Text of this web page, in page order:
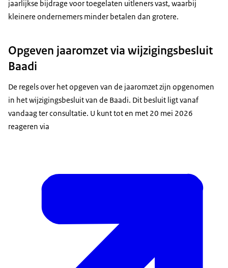
jaarlijkse bijdrage voor toegelaten uitleners vast, waarbij
kleinere ondernemers minder betalen dan grotere.
Opgeven jaaromzet via wijzigingsbesluit
Baadi
De regels over het opgeven van de jaaromzet zijn opgenomen
in het wijzigingsbesluit van de Baadi. Dit besluit ligt vanaf
vandaag ter consultatie. U kunt tot en met 20 mei 2026
reageren via